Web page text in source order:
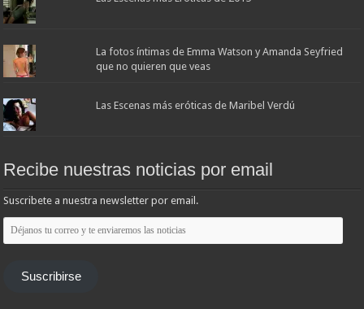
La fotos íntimas de Emma Watson y Amanda Seyfried
que no quieren que veas
Las Escenas más eróticas de Maribel Verdú
Recibe nuestras noticias por email
Suscribete a nuestra newsletter por email.
Déjanos
tu
correo
enviaremos
Suscribirse